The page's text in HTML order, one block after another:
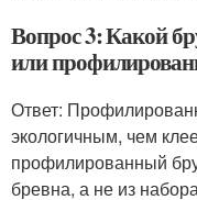
Вопрос 3: Какой
или
Ответ:
экологичным, чем
профилированный
бревна, а не из